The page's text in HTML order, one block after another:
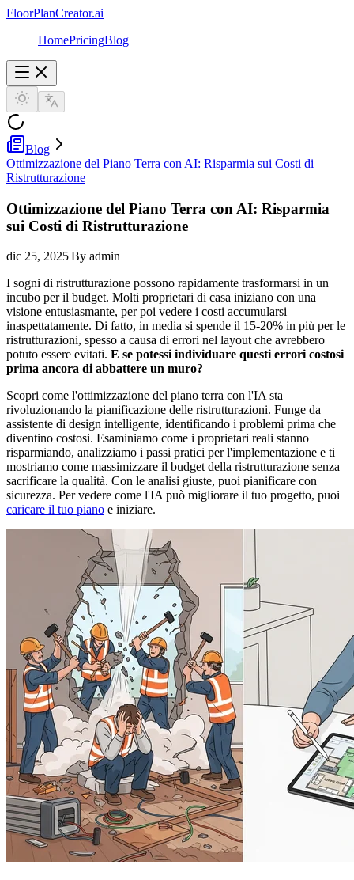
FloorPlanCreator.ai
HomePricingBlog
Blog
Ottimizzazione del Piano Terra con AI: Risparmia sui Costi di
Ristrutturazione
Ottimizzazione del Piano Terra con AI: Risparmia
sui Costi di Ristrutturazione
dic 25, 2025|By admin
I sogni di ristrutturazione possono rapidamente trasformarsi in un
incubo per il budget. Molti proprietari di casa iniziano con una
visione entusiasmante, per poi vedere i costi accumularsi
inaspettatamente. Di fatto, in media si spende il 15-20% in più per le
ristrutturazioni, spesso a causa di errori nel layout che avrebbero
potuto essere evitati. E se potessi individuare questi errori costosi
prima ancora di abbattere un muro?
Scopri come l'ottimizzazione del piano terra con l'IA sta
rivoluzionando la pianificazione delle ristrutturazioni. Funge da
assistente di design intelligente, identificando i problemi prima che
diventino costosi. Esaminiamo come i proprietari reali stanno
risparmiando, analizziamo i passi pratici per l'implementazione e ti
mostriamo come massimizzare il budget della ristrutturazione senza
sacrificare la qualità. Con le analisi giuste, puoi pianificare con
sicurezza. Per vedere come l'IA può migliorare il tuo progetto, puoi
caricare il tuo piano e iniziare.